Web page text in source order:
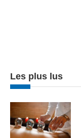
Les plus lus